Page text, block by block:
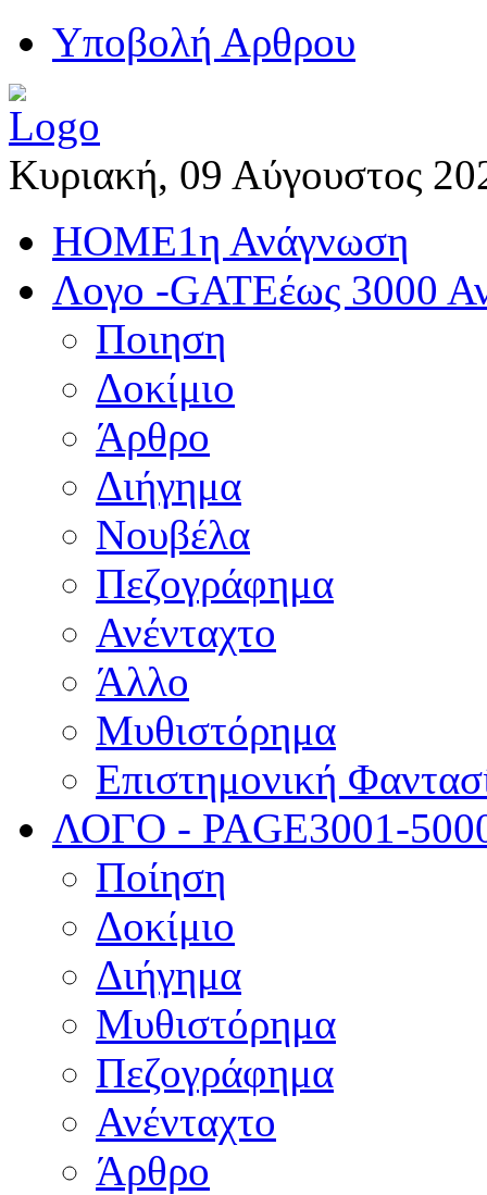
Yποβολή Αρθρου
Κυριακή, 09 Αύγουστος
HOME1η Ανάγνωση
Λογο -GATEέως 3000
Ποιηση
Δοκίμιο
Άρθρο
Διήγημα
Νουβέλα
Πεζογράφημα
Ανένταχτο
Άλλο
Μυθιστόρημα
Επιστημονική
ΛΟΓΟ - PAGE3001-
Ποίηση
Δοκίμιο
Διήγημα
Μυθιστόρημα
Πεζογράφημα
Ανένταχτο
Άρθρο